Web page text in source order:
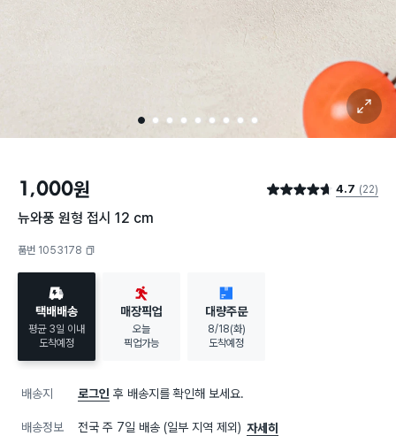
1 2 3 4 5 6 7 8 9
확대 보기
1,000원 별점 4.7점 4.7 (22)
뉴와풍 원형 접시 12 cm
품번 1053178
택배배송
평균 3일 이내
도착예정
매장픽업
오늘
픽업가능
대량주문
8/18(화)
도착예정
배송지 로그인 후 배송지를 확인해 보세요.
배송정보 전국 주 7일 배송 (일부 지역 제외) 자세히